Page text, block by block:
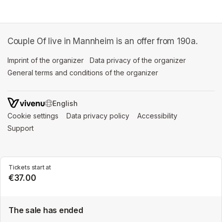
Tickets start at
€37.00
The sale has ended
Couple Of live in Mannheim is an offer from 190a.
Imprint of the organizer (opens in a new tab)
Data privacy of the organizer
General terms and conditions of the organizer
SWITCH LANGUAGE
Cookie settings (opens in a new tab)
Data privacy policy (opens in a new tab)
Accessibility
Support